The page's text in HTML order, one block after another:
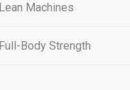
Lean Machines
Full-Body Strength